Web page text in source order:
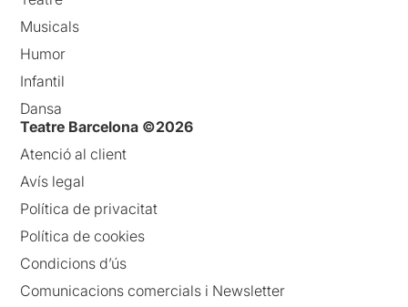
Musicals
Humor
Infantil
Dansa
Teatre Barcelona ©2026
Atenció al client
Avís legal
Política de privacitat
Política de cookies
Condicions d’ús
Comunicacions comercials i Newsletter